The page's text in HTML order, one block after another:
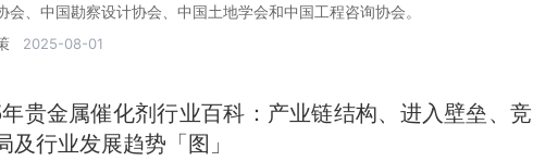
会、中国勘察设计协会、中国土地学会和中国工程咨询协会。
2025-08-01
贵金属催化剂行业百科：产业链结构、进入壁垒、竞
及行业发展趋势「图」